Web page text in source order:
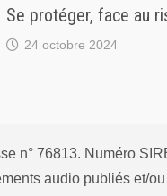
Se protéger, face au
24 octobre 2024
n° 76813. Numéro
audio publiés et/ou